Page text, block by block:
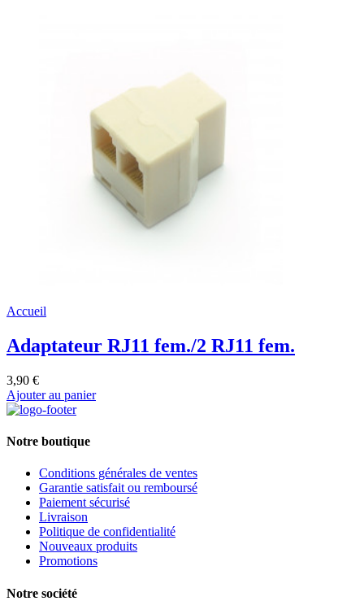
Accueil
Adaptateur RJ11 fem./2 RJ11 fem.
3,90 €
Ajouter au panier
Notre boutique
Conditions générales de ventes
Garantie satisfait ou remboursé
Paiement sécurisé
Livraison
Politique de confidentialité
Nouveaux produits
Promotions
Notre société